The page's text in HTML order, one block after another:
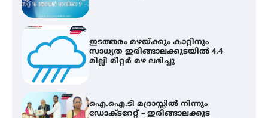
ഐ.ഐ.ടി മദ്രാസ്സിൽ നിന്നും
ഡോക്ടറേറ്റ് – ഇരിങ്ങാലക്കുട
സ്വദേശി ആതിര എം കെ യുടെ
നേട്ടം പ്രതിസന്ധികളോട് പൊരുതി
ട്യുണീഷ്യൻ ചിത്രം ” ദി വോയിസ്
ഓഫ് ഹിന്ദ് റജബ് ” ഇരിങ്ങാലക്കുട